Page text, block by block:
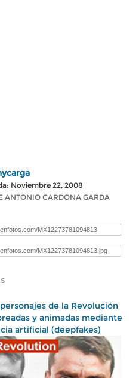
Noviembre 22, 2008
ANTONIO CARDONA GARDA
de la Revolución
y animadas mediante
artificial (deepfakes)